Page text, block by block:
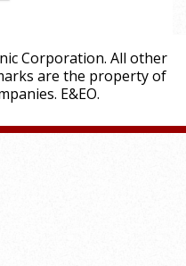
Corporation. All other
are the property of
E&EO.